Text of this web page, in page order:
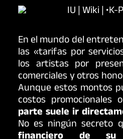
En el mundo del
las «tarifas por
los artistas por
comerciales y otros
Aunque estos montos
costos promocionales
parte suele ir
No es ningún secreto